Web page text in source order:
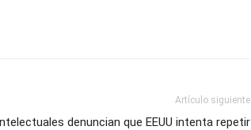
Artículo siguiente
denuncian que EEUU intenta repetir